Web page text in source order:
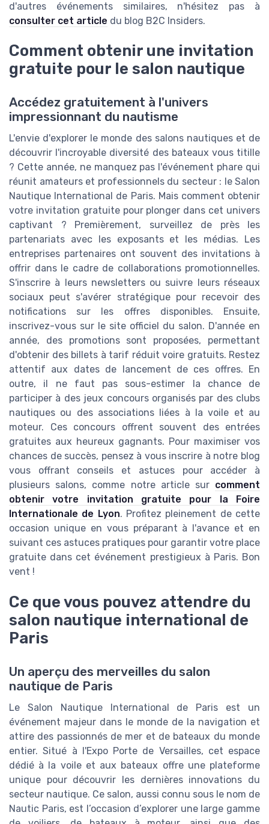
d'autres événements similaires, n'hésitez pas à
consulter cet article du blog B2C Insiders.
Comment obtenir une invitation
gratuite pour le salon nautique
Accédez gratuitement à l'univers
impressionnant du nautisme
L'envie d'explorer le monde des salons nautiques et de
découvrir l'incroyable diversité des bateaux vous titille
? Cette année, ne manquez pas l'événement phare qui
réunit amateurs et professionnels du secteur : le Salon
Nautique International de Paris. Mais comment obtenir
votre invitation gratuite pour plonger dans cet univers
captivant ? Premièrement, surveillez de près les
partenariats avec les exposants et les médias. Les
entreprises partenaires ont souvent des invitations à
offrir dans le cadre de collaborations promotionnelles.
S'inscrire à leurs newsletters ou suivre leurs réseaux
sociaux peut s'avérer stratégique pour recevoir des
notifications sur les offres disponibles. Ensuite,
inscrivez-vous sur le site officiel du salon. D'année en
année, des promotions sont proposées, permettant
d'obtenir des billets à tarif réduit voire gratuits. Restez
attentif aux dates de lancement de ces offres. En
outre, il ne faut pas sous-estimer la chance de
participer à des jeux concours organisés par des clubs
nautiques ou des associations liées à la voile et au
moteur. Ces concours offrent souvent des entrées
gratuites aux heureux gagnants. Pour maximiser vos
chances de succès, pensez à vous inscrire à notre blog
vous offrant conseils et astuces pour accéder à
plusieurs salons, comme notre article sur comment
obtenir votre invitation gratuite pour la Foire
Internationale de Lyon. Profitez pleinement de cette
occasion unique en vous préparant à l'avance et en
suivant ces astuces pratiques pour garantir votre place
gratuite dans cet événement prestigieux à Paris. Bon
vent !
Ce que vous pouvez attendre du
salon nautique international de
Paris
Un aperçu des merveilles du salon
nautique de Paris
Le Salon Nautique International de Paris est un
événement majeur dans le monde de la navigation et
attire des passionnés de mer et de bateaux du monde
entier. Situé à l'Expo Porte de Versailles, cet espace
dédié à la voile et aux bateaux offre une plateforme
unique pour découvrir les dernières innovations du
secteur nautique. Ce salon, aussi connu sous le nom de
Nautic Paris, est l’occasion d’explorer une large gamme